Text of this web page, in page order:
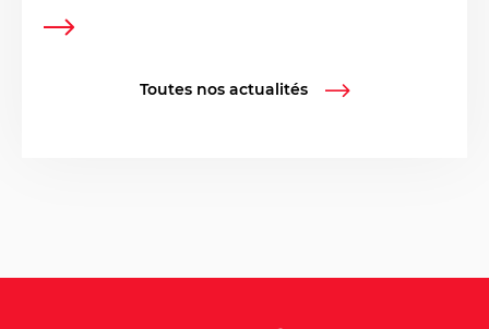
Toutes nos actualités